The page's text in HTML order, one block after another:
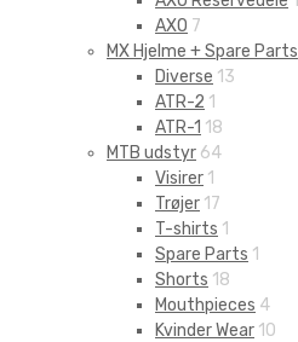
AXO 7
MX Hjelme + Spare Parts
Diverse 13
ATR-2 1
ATR-1 18
MTB udstyr 64
Visirer 1
Trøjer 17
T-shirts 1
Spare Parts 1
Shorts 18
Mouthpieces 4
Kvinder Wear 10